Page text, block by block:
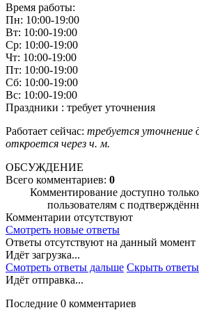
Время работы:
Пн: 10:00-19:00
Вт: 10:00-19:00
Ср: 10:00-19:00
Чт: 10:00-19:00
Пт: 10:00-19:00
Сб: 10:00-19:00
Вс: 10:00-19:00
Праздники : требует уточнения
Работает сейчас: требуется уточнение
откроется через ч. м.
ОБСУЖДЕНИЕ
Всего комментариев: 0
Комментирование доступно
пользователям с
Комментарии отсутствуют
Смотреть новые ответы
Ответы отсутствуют на данный момент
Идёт загрузка...
Смотреть ответы дальше Скрыть ответы
Идёт отправка...
Последние 0 комментариев